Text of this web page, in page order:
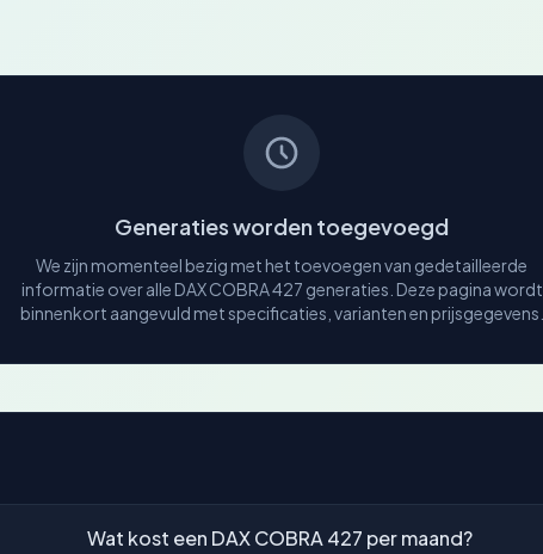
Generaties worden toegevoegd
We zijn momenteel bezig met het toevoegen van gedetailleerde
informatie over alle DAX COBRA 427 generaties. Deze pagina wordt
binnenkort aangevuld met specificaties, varianten en prijsgegevens.
Wat kost een DAX COBRA 427 per maand?